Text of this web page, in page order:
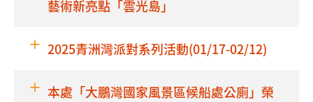
藝術新亮點「雲光島」
2025青洲灣派對系列活動(01/17-02/12)
本處「大鵬灣國家風景區候船處公廁」榮